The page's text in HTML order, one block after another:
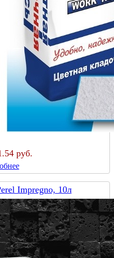
руб.
Impregno, 10л